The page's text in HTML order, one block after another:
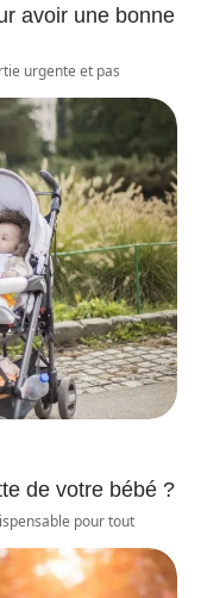
avoir une bonne
urgente et pas
de votre bébé ?
pour tout